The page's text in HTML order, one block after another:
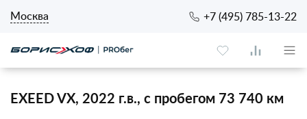
Москва +7 (495) 785-13-22
EXEED VX, 2022 г.в., с пробегом 73 740 км